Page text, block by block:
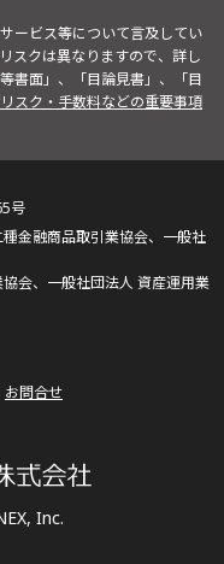
ービス等について言及してい
スクは異なりますので、詳し
書面」、「目論見書」、「目
リスク・手数料などの重要事項
Inc.
号
金融商品取引業協会、一般社
会、一般社団法人 資産運用業
お問合せ